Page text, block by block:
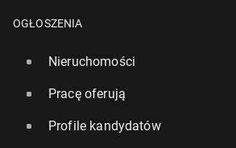
OGŁOSZENIA
Nieruchomości
Pracę oferują
Profile kandydatów